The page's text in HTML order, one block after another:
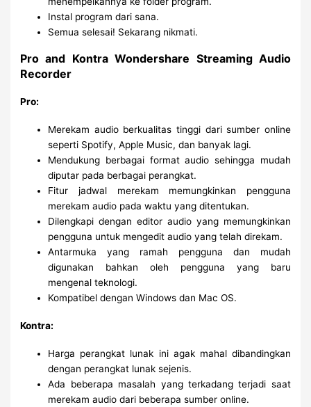
Instal program dari sana.
Semua selesai! Sekarang nikmati.
Pro and Kontra Wondershare Streaming Audio
Recorder
Pro:
Merekam audio berkualitas tinggi dari sumber online
seperti Spotify, Apple Music, dan banyak lagi.
Mendukung berbagai format audio sehingga mudah
diputar pada berbagai perangkat.
Fitur jadwal merekam memungkinkan pengguna
merekam audio pada waktu yang ditentukan.
Dilengkapi dengan editor audio yang memungkinkan
pengguna untuk mengedit audio yang telah direkam.
Antarmuka yang ramah pengguna dan mudah
digunakan bahkan oleh pengguna yang baru
mengenal teknologi.
Kompatibel dengan Windows dan Mac OS.
Kontra:
Harga perangkat lunak ini agak mahal dibandingkan
dengan perangkat lunak sejenis.
Ada beberapa masalah yang terkadang terjadi saat
merekam audio dari beberapa sumber online.